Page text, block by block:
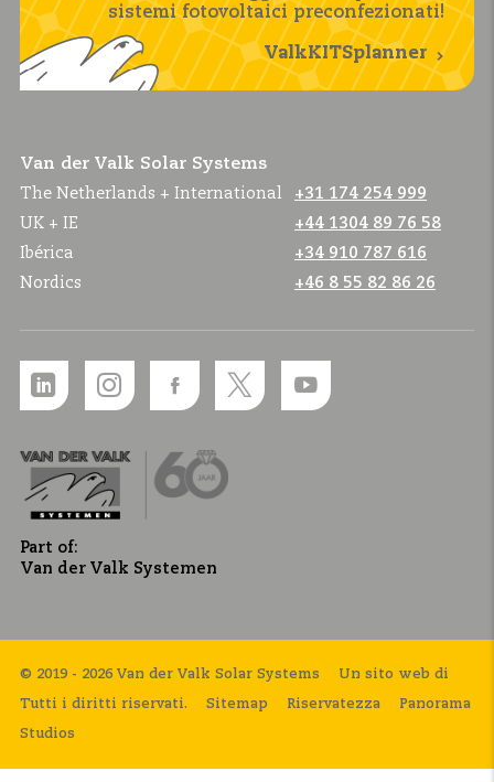
sistemi fotovoltaici preconfezionati!
ValkKITSplanner
Van der Valk Solar Systems
The Netherlands + International
+31 174 254 999
UK + IE
+44 1304 89 76 58
Ibérica
+34 910 787 616
Nordics
+46 8 55 82 86 26
Part of:
Van der Valk Systemen
© 2019 - 2026 Van der Valk Solar Systems
Tutti i diritti riservati. Sitemap Riservatezza
Un sito web di
Panorama
Studios